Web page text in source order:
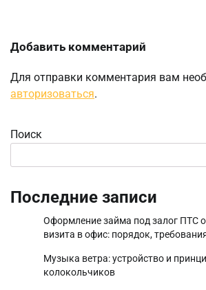
Добавить комментарий
Для отправки комментария вам
авторизоваться.
Поиск
Последние записи
Оформление займа под залог ПТС
визита в офис: порядок,
Музыка ветра: устройство и
колокольчиков